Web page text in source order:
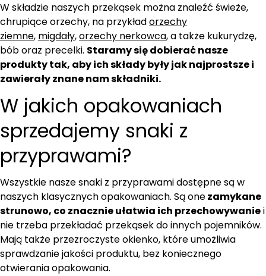
W składzie naszych przekąsek można znaleźć świeże,
chrupiące orzechy, na przykładorzechy
ziemne, migdały,orzechy nerkowca, a także kukurydzę,
bób oraz precelki. Staramy się dobierać nasze
produkty tak, aby ich składy były jak najprostsze i
zawierały znane nam składniki.
W jakich opakowaniach
sprzedajemy snaki z
przyprawami?
Wszystkie nasze snaki z przyprawami dostępne są w
naszych klasycznych opakowaniach. Są onezamykane
strunowo, co znacznie ułatwia ich przechowywaniei
nie trzeba przekładać przekąsek do innych pojemników.
Mają także przezroczyste okienko, które umożliwia
sprawdzanie jakości produktu, bez koniecznego
otwierania opakowania.